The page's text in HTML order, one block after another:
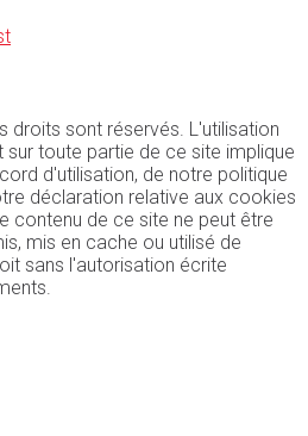
droits sont réservés. L'utilisation
toute partie de ce site implique
d'utilisation, de notre politique
déclaration relative aux cookies
contenu de ce site ne peut être
mis en cache ou utilisé de
sans l'autorisation écrite